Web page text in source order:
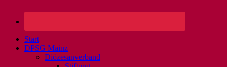
Start
DPSG Mainz
Diözesanverband